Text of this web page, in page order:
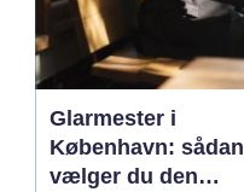
Glarmester i
København: sådan
vælger du den